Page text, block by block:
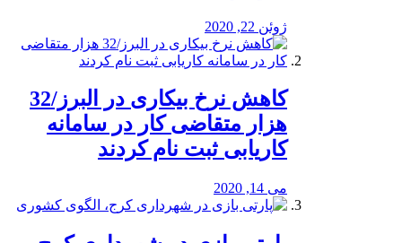
ژوئن 22, 2020
کاهش نرخ بیکاری در البرز/32
هزار متقاضی کار در سامانه
کاریابی ثبت نام کردند
می 14, 2020